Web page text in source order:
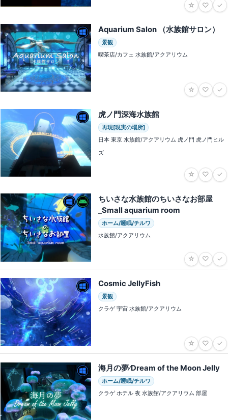
☆ ♡ ✓
Aquarium Salon （水族館サロン）
景観
喫茶店/カフェ 水族館/アクアリウム
☆ ♡ ✓
虎ノ門深海水族館
再現[現実の場所]
日本 東京 水族館/アクアリウム 虎ノ門 虎ノ門ヒル
ズ
☆ ♡ ✓
ちいさな水族館のちいさなお部屋
_Small aquarium room
ホーム/睡眠/チルワ
水族館/アクアリウム
☆ ♡ ✓
Cosmic JellyFish
景観
クラゲ 宇宙 水族館/アクアリウム
☆ ♡ ✓
海月の夢⁄Dream of the Moon Jelly
ホーム/睡眠/チルワ
クラゲ ホテル 夜 水族館/アクアリウム 部屋